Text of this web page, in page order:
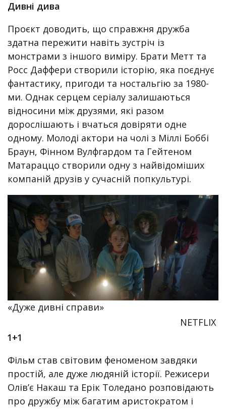
Дивні дива
Проєкт доводить, що справжня дружба
здатна пережити навіть зустріч із
монстрами з іншого виміру. Брати Метт та
Росс Даффери створили історію, яка поєднує
фантастику, пригоди та ностальгію за 1980-
ми. Однак серцем серіалу залишаються
відносини між друзями, які разом
дорослішають і вчаться довіряти одне
одному. Молоді актори на чолі з Міллі Боббі
Браун, Фінном Вулфгардом та Гейтеном
Матараццо створили одну з найвідоміших
компаній друзів у сучасній попкультурі.
«Дуже дивні справи»
NETFLIX
1+1
Фільм став світовим феноменом завдяки
простій, але дуже людяній історії. Режисери
Олів’є Накаш та Ерік Толедано розповідають
про дружбу між багатим аристократом і